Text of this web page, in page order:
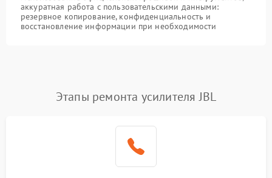
аккуратная работа с пользовательскими данными:
резервное копирование, конфиденциальность и
восстановление информации при необходимости
Этапы ремонта усилителя JBL